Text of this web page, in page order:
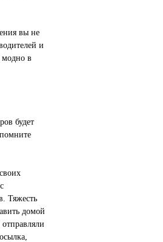
вы не
и
модно в
будет
Тяжесть
домой